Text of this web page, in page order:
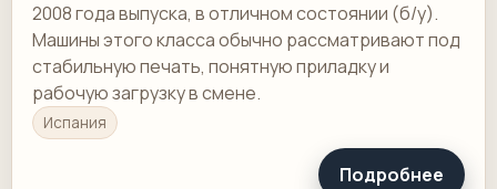
2008 года выпуска, в отличном состоянии (б/у).
Машины этого класса обычно рассматривают под
стабильную печать, понятную приладку и
рабочую загрузку в смене.
Испания
Подробнее